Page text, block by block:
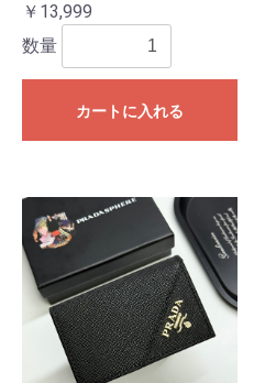
￥13,999
数量
カートに入れる